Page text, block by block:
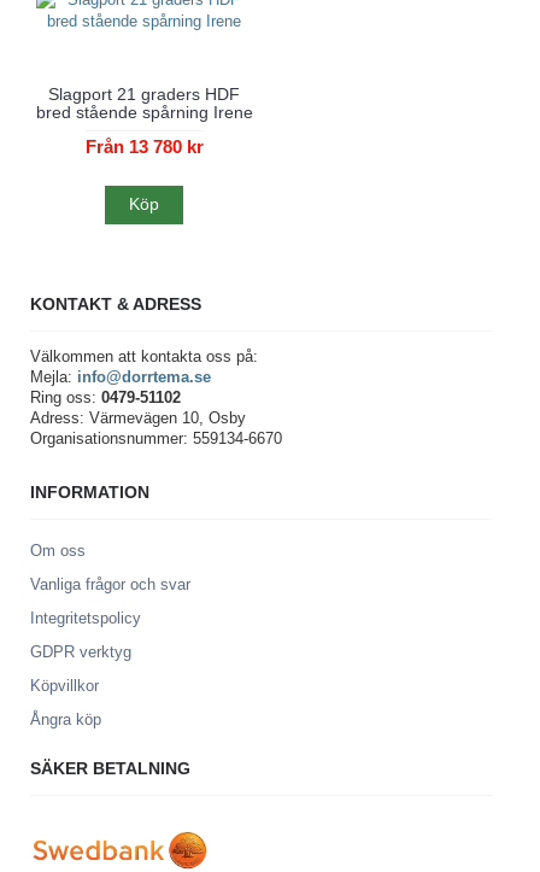
Slagport 21 graders HDF
bred stående spårning Irene
Från 13 780 kr
Köp
KONTAKT & ADRESS
Välkommen att kontakta oss på:
Mejla: info@dorrtema.se
Ring oss: 0479-51102
Adress: Värmevägen 10, Osby
Organisationsnummer: 559134-6670
INFORMATION
Om oss
Vanliga frågor och svar
Integritetspolicy
GDPR verktyg
Köpvillkor
Ångra köp
SÄKER BETALNING